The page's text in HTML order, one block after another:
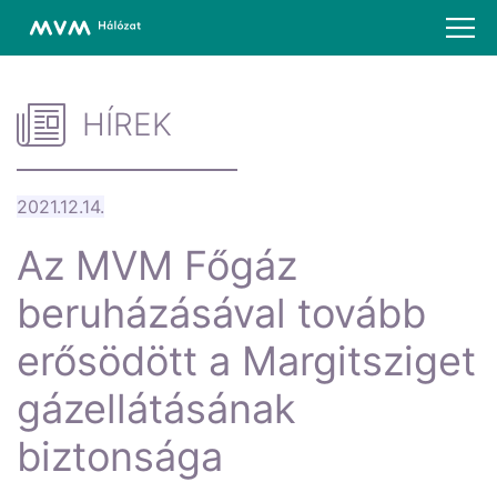
HÍREK
2021.12.14.
Az MVM Főgáz
beruházásával tovább
erősödött a Margitsziget
gázellátásának
biztonsága